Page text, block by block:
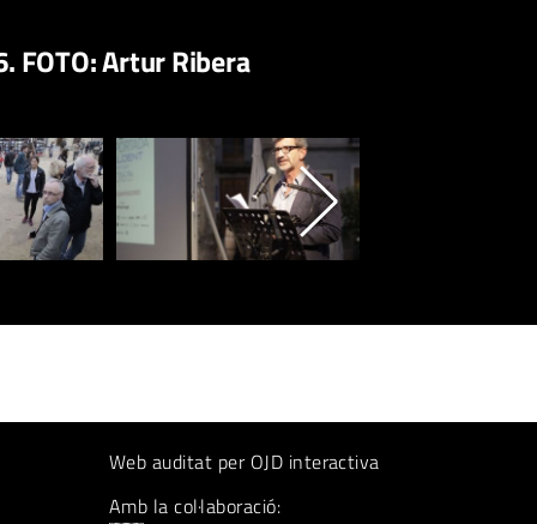
FOTO: Artur Ribera
Web auditat per OJD interactiva
Amb la col·laboració: